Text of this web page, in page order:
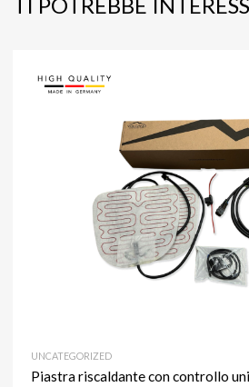
TI POTREBBE
UNCATEGORIZED
Piastra riscaldante con controllo